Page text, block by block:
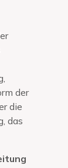
der
die
das